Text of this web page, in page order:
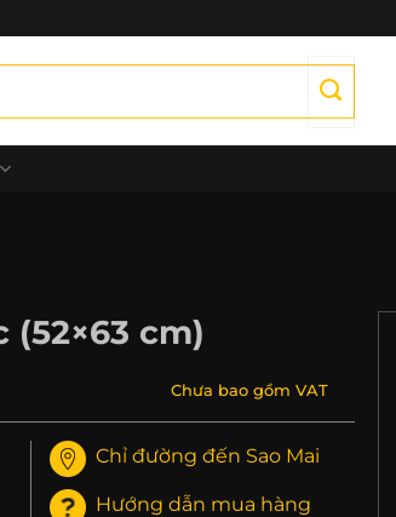
(52×63 cm)
Chưa bao gồm VAT
Chỉ đường đến Sao Mai
Hướng dẫn mua hàng